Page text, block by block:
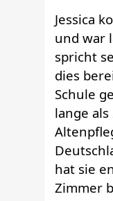
Jessica
und war
spricht
dies
Schule
lange
hat sie
Zimmer